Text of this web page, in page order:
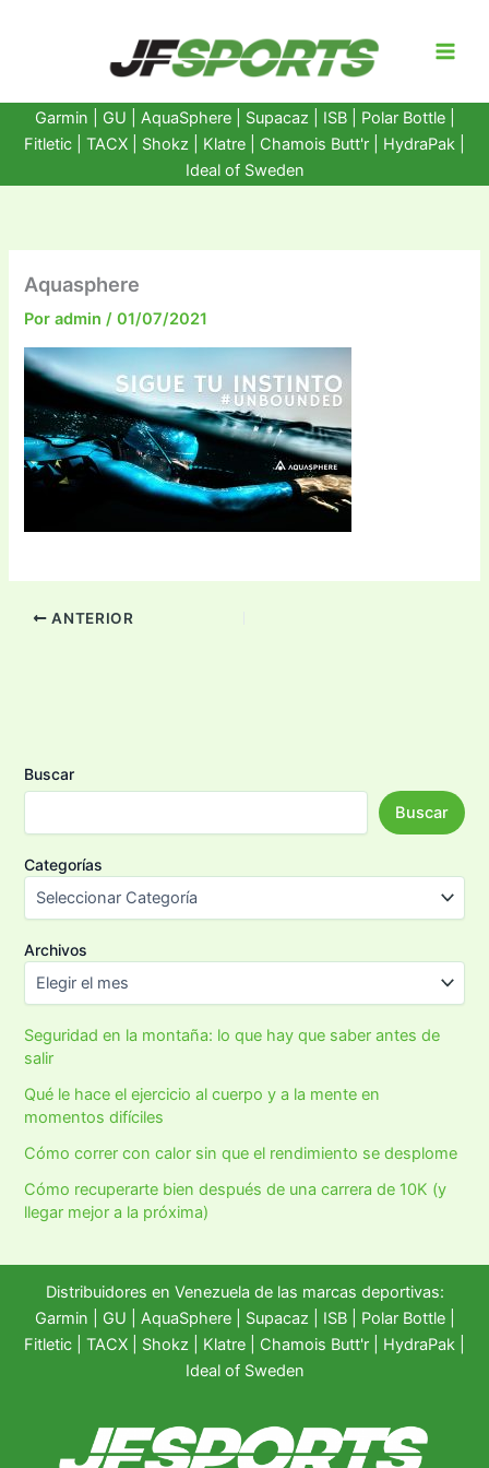
Garmin GU AquaSphere| Supacaz | ISB | Polar Bottle|
Fitletic
TACX Shokz Klatre Chamois Butt'r HydraPak
Ideal of Sweden
Aquasphere
Poradmin/01/07/2021
ANTERIOR
Buscar
Buscar
Categorías
Archivos
Seguridad en la montaña: lo que hay que saber antes de
salir
Qué le hace el ejercicio al cuerpo y a la mente en
momentos difíciles
Cómo correr con calor sin que el rendimiento se desplome
Cómo recuperarte bien después de una carrera de 10K (y
llegar mejor a la próxima)
Distribuidores en Venezuela de las marcas deportivas:
Garmin
GU AquaSphere| Supacaz | ISB | Polar Bottle|
Fitletic
TACX Shokz Klatre Chamois Butt'r HydraPak
Ideal of Sweden